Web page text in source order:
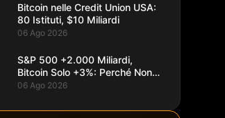
Bitcoin nelle Credit Union USA:
80 Istituti, $10 Miliardi
06 Ago 2026
S&P 500 +2.000 Miliardi,
Bitcoin Solo +3%: Perché Non
Segue
06 Ago 2026